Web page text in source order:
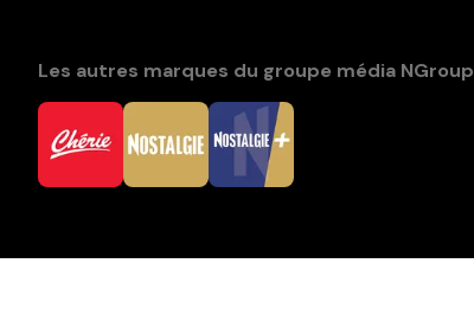
Les autres marques du groupe média NGroup